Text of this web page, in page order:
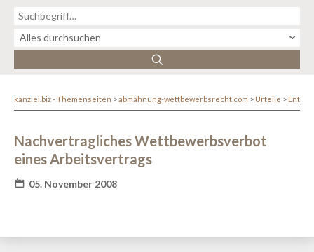
kanzlei.biz - Themenseiten abmahnung-wettbewerbsrecht.com Urteile
Nachvertragliches Wettbewerbsverbot
eines Arbeitsvertrags
05. November 2008